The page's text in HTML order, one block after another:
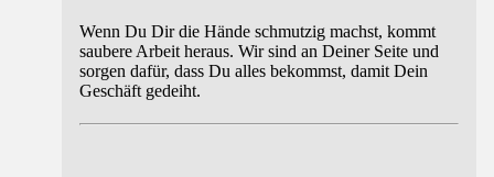
Wenn Du Dir die Hände schmutzig machst, kommt
saubere Arbeit heraus. Wir sind an Deiner Seite und
sorgen dafür, dass Du alles bekommst, damit Dein
Geschäft gedeiht.